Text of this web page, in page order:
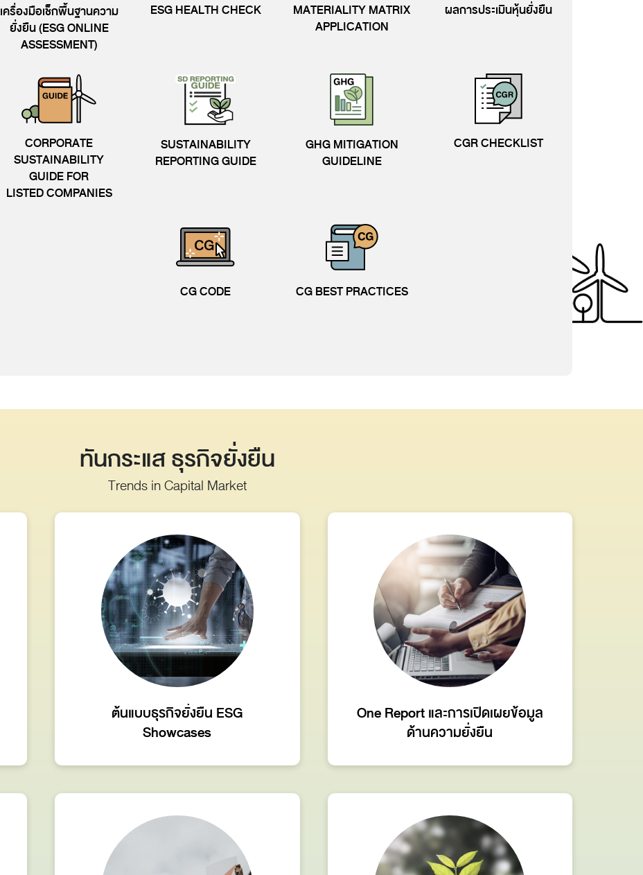
เครื่องมือเช็กพื้นฐานความ
ยั่งยืน (ESG ONLINE
ASSESSMENT)
ESG HEALTH CHECK
MATERIALITY MATRIX
APPLICATION
ผลการประเมินหุ้นยั่งยืน
CORPORATE
SUSTAINABILITY
GUIDE FOR
LISTED COMPANIES
SUSTAINABILITY
REPORTING GUIDE
GHG MITIGATION
GUIDELINE
CGR CHECKLIST
CG CODE CG BEST PRACTICES
ทันกระแส ธุรกิจยั่งยืน
Trends in Capital Market
ต้นแบบธุรกิจยั่งยืน ESG
Showcases
One Report และการเปิดเผยข้อมูล
ด้านความยั่งยืน